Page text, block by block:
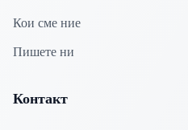
Кои сме ние
Пишете ни
Контакт